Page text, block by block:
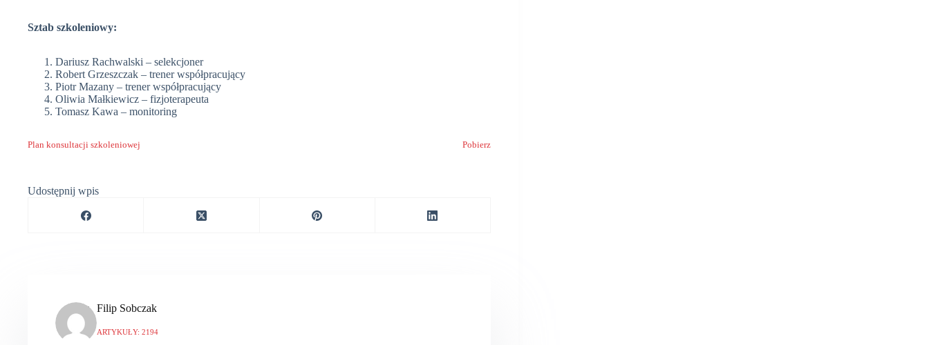
Sztab szkoleniowy:
Dariusz Rachwalski – selekcjoner
Robert Grzeszczak – trener współpracujący
Piotr Mazany – trener współpracujący
Oliwia Małkiewicz – fizjoterapeuta
Tomasz Kawa – monitoring
Plan konsultacji szkoleniowej Pobierz
Udostępnij wpis
Filip Sobczak
ARTYKUŁY: 2194